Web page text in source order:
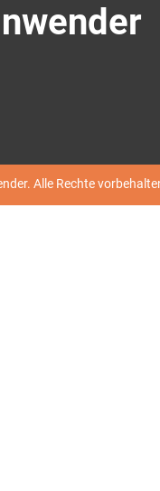
Alle Rechte